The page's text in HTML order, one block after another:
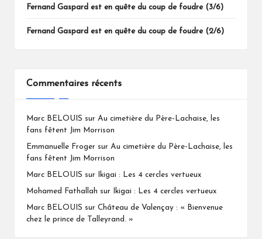
Fernand Gaspard est en quête du coup de foudre (3/6)
Fernand Gaspard est en quête du coup de foudre (2/6)
Commentaires récents
Marc BELOUIS sur Au cimetière du Père-Lachaise, les
fans fêtent Jim Morrison
Emmanuelle Froger sur Au cimetière du Père-Lachaise, les
fans fêtent Jim Morrison
Marc BELOUIS sur Ikigai : Les 4 cercles vertueux
Mohamed Fathallah sur Ikigai : Les 4 cercles vertueux
Marc BELOUIS sur Château de Valençay : « Bienvenue
chez le prince de Talleyrand. »